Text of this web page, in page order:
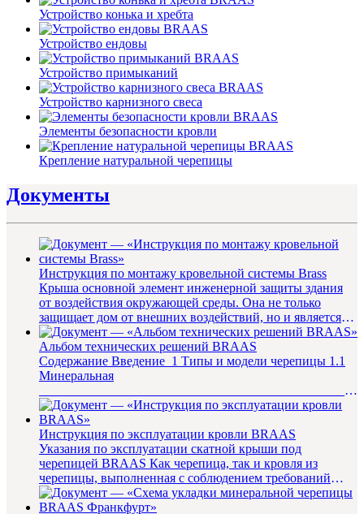
Устройство конька и хребта
Устройство ендовы
Устройство примыканий
Устройство карнизного свеса
Элементы безопасности кровли
Крепление натуральной черепицы
Документы
Инструкция по монтажу кровельной системы Brass
Крыша основной элемент инженерной защиты здания
от воздействия окружающей среды. Она не только
защищает дом от внешних воздействий, но и является
важнейшей составляю...
Альбом технических решений BRAAS
Содержание Введение 1 Типы и модели черепицы 1.1
Минеральная
6 1.2 Керамическая ________________...
Инструкция по эксплуатации кровли BRAAS
Указания по эксплуатации скатной крыши под
черепицей BRAAS Как черепица, так и кровля из
черепицы, выполненная с соблюдением требований
BRAAS, не требует ухода в пр...